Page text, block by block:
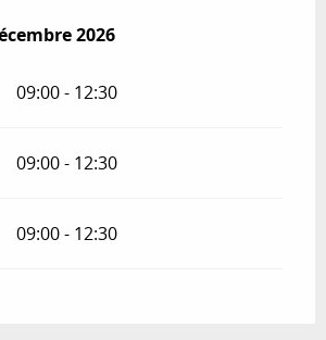
au31 décembre 2026
2026
09:00 - 12:30
09:00 - 12:30
09:00 - 12:30